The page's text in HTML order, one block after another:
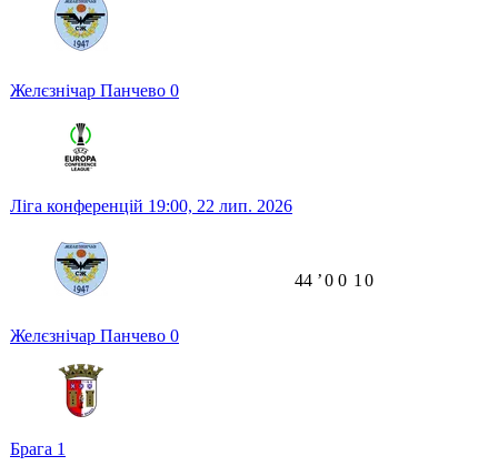
Желєзнічар Панчево 0
Ліга конференцій 19:00, 22 лип. 2026
Желєзнічар Панчево 0
Брага 1
44 ʼ0 0 1 0